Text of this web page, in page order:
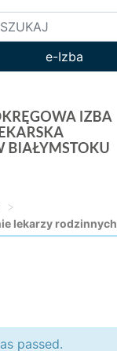
e-Izba
>
lekarzy rodzinnych
passed.